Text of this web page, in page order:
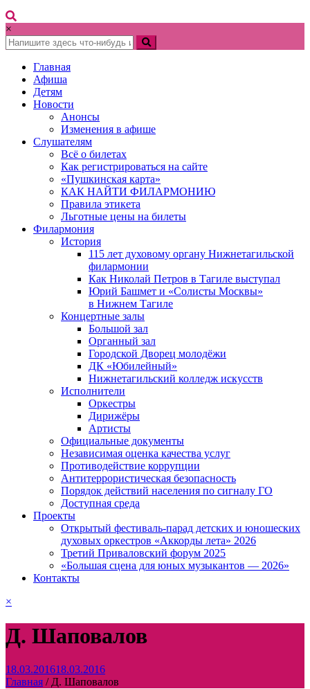
×
Главная
Афиша
Детям
Новости
Анонсы
Изменения в афише
Слушателям
Всё о билетах
Как регистрироваться на сайте
«Пушкинская карта»
КАК НАЙТИ ФИЛАРМОНИЮ
Правила этикета
Льготные цены на билеты
Филармония
История
115 лет духовому органу Нижнетагильской
филармонии
Как Николай Петров в Тагиле выступал
Юрий Башмет и «Солисты Москвы»
в Нижнем Тагиле
Концертные залы
Большой зал
Органный зал
Городской Дворец молодёжи
ДК «Юбилейный»
Нижнетагильский колледж искусств
Исполнители
Оркестры
Дирижёры
Артисты
Официальные документы
Независимая оценка качества услуг
Противодействие коррупции
Антитеррористическая безопасность
Порядок действий населения по сигналу ГО
Доступная среда
Проекты
Открытый фестиваль-парад детских и юношеских
духовых оркестров «Аккорды лета» 2026
Третий Приваловский форум 2025
«Большая сцена для юных музыкантов — 2026»
Контакты
×
Д. Шаповалов
18.03.201618.03.2016
Главная / Д. Шаповалов